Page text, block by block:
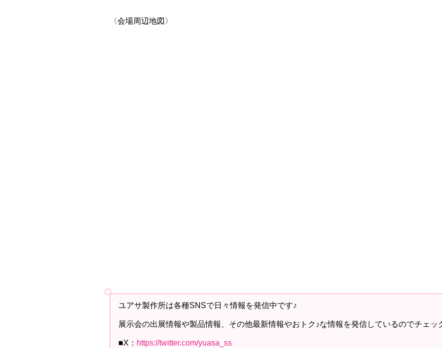
〈会場周辺地図〉
ユアサ製作所は各種SNSで日々情報を発信中です♪
展示会の出展情報や製品情報、その他最新情報やおトク♪な情報を発信しているのでチェッ
■X： https://twitter.com/yuasa_ss